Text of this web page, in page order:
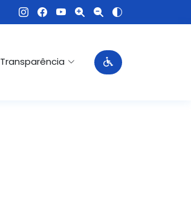
Transparência